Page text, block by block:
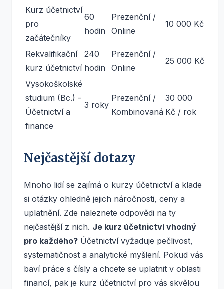
Kurz účetnictví
pro
začátečníky
60
hodin
Prezenční /
Online
10 000 Kč
Rekvalifikační
kurz účetnictví
240
hodin
Prezenční /
Online
25 000 Kč
Vysokoškolské
studium (Bc.) -
Účetnictví a
finance
3 roky
Prezenční /
Kombinovaná
30 000
Kč / rok
Nejčastější dotazy
Mnoho lidí se zajímá o kurzy účetnictví a klade
si otázky ohledně jejich náročnosti, ceny a
uplatnění. Zde naleznete odpovědi na ty
nejčastější z nich. Je kurz účetnictví vhodný
pro každého? Účetnictví vyžaduje pečlivost,
systematičnost a analytické myšlení. Pokud vás
baví práce s čísly a chcete se uplatnit v oblasti
financí, pak je kurz účetnictví pro vás skvělou